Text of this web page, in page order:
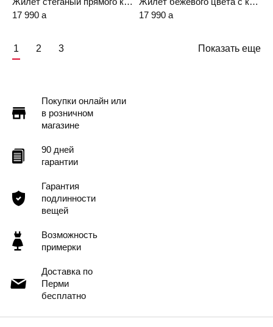
17 990 a
17 990 a
1 2 3 Показать еще
Покупки онлайн или
в розничном
магазине
90 дней
гарантии
Гарантия
подлинности
вещей
Возможность
примерки
Доставка по
Перми
бесплатно